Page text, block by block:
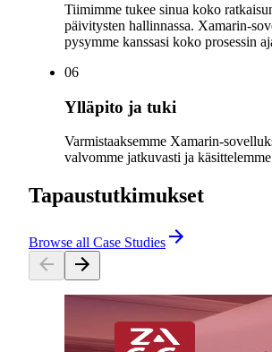
Tiimimme tukee sinua koko
päivitysten hallinnassa. Xamarin-
pysymme kanssasi koko prosessin
06
Ylläpito ja tuki
Varmistaaksemme Xamarin-
valvomme jatkuvasti ja
Tapaustutkimukset
Browse all Case Studies